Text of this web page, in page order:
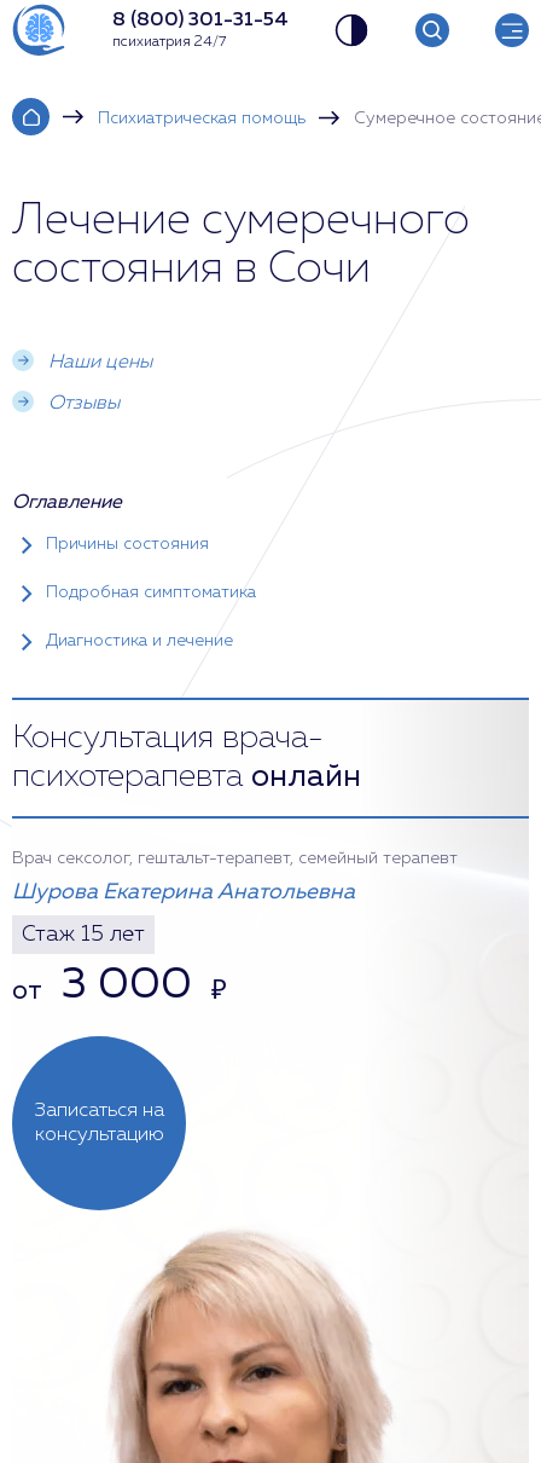
8 (800) 301-31-54
психиатрия 24/7
Психиатрическая помощь Сумеречное
Лечение сумеречного
состояния в Сочи
Наши цены
Отзывы
Оглавление
Причины состояния
Подробная симптоматика
Диагностика и лечение
Консультация врача-
психотерапевта онлайн
Записаться на
консультацию
Врач сексолог, гештальт-терапевт, семейный терапевт
Шурова Екатерина Анатольевна
Стаж 15 лет
от 3 000 ₽